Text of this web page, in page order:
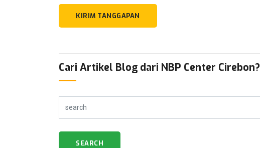
KIRIM TANGGAPAN
Cari Artikel Blog dari NBP Center Cirebon?
SEARCH